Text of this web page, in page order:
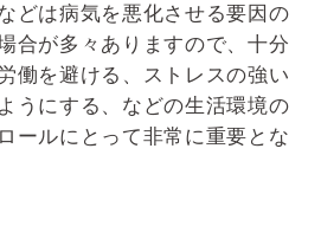
どは病気を悪化させる要因の
合が多々ありますので、十分
働を避ける、ストレスの強い
うにする、などの生活環境の
ールにとって非常に重要とな